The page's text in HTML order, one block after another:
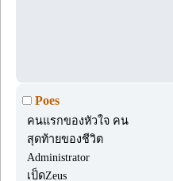
Poes
คนแรกของหัวใจ คน
สุดท้ายของชีวิต
Administrator
เป็ดZeus